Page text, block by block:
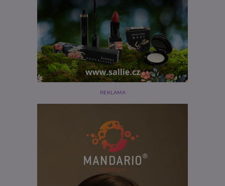
REKLAMA